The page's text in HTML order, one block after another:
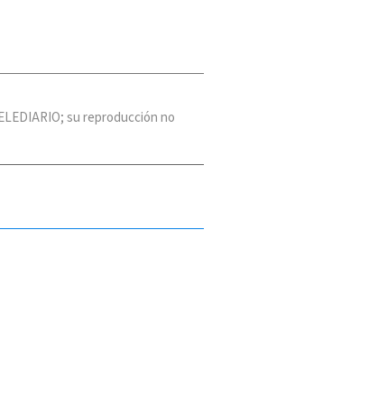
su reproducción no